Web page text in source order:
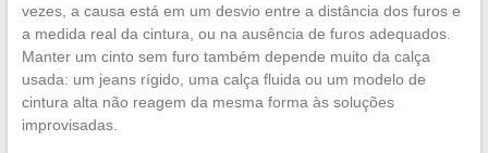
vezes, a causa está em um desvio entre a distância dos furos e
a medida real da cintura, ou na ausência de furos adequados.
Manter um cinto sem furo também depende muito da calça
usada: um jeans rígido, uma calça fluida ou um modelo de
cintura alta não reagem da mesma forma às soluções
improvisadas.